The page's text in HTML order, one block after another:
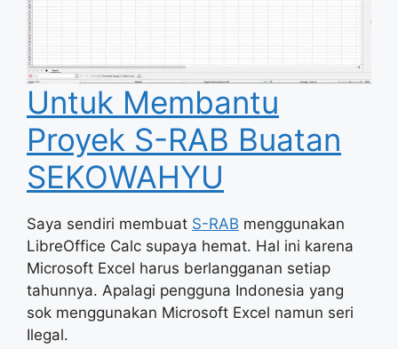
Untuk Membantu
Proyek S-RAB Buatan
SEKOWAHYU
Saya sendiri membuat S-RAB menggunakan
LibreOffice Calc supaya hemat. Hal ini karena
Microsoft Excel harus berlangganan setiap
tahunnya. Apalagi pengguna Indonesia yang
sok menggunakan Microsoft Excel namun seri
Ilegal.